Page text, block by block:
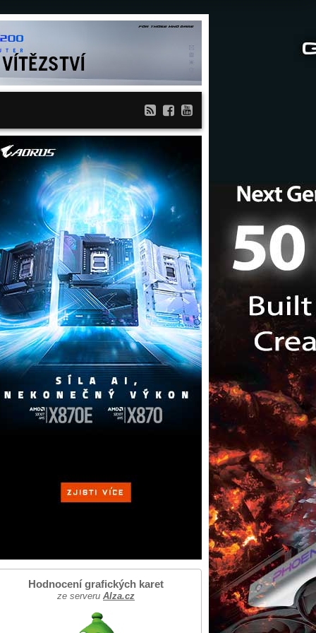
Hodnocení grafických karet
ze serveru Alza.cz